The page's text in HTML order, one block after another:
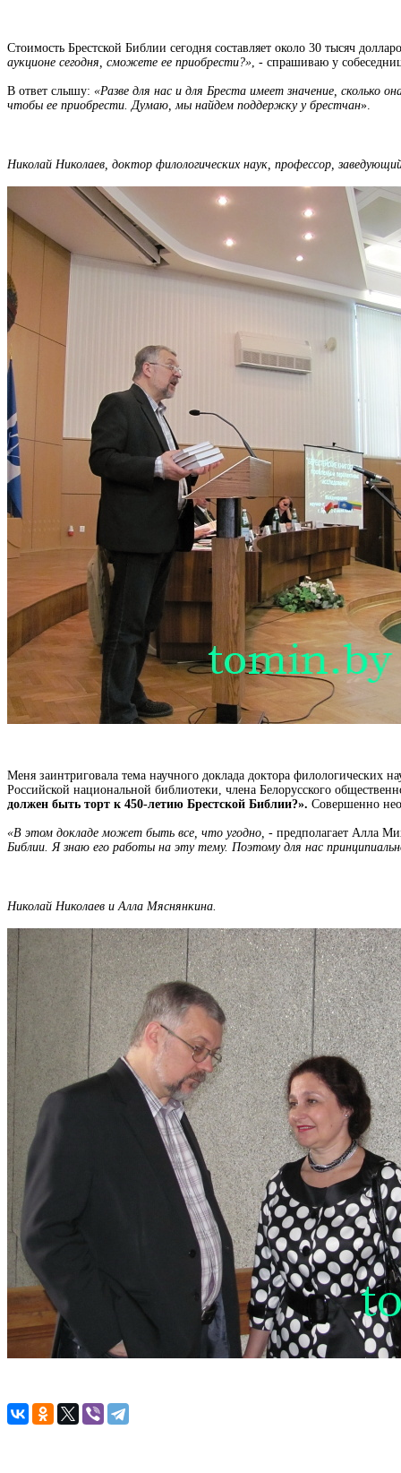
Стоимость Брестской Библии сегодня составляет около 30 тысяч
аукционе сегодня, сможете ее приобрести?» , - спрашиваю у
В ответ слышу: «Разве для нас и для Бреста имеет значение, сколько
чтобы ее приобрести. Думаю, мы найдем поддержку у брестчан».
Николай Николаев, доктор филологических наук, профессор,
Меня заинтриговала тема научного доклада доктора филологических
Российской национальной библиотеки, члена Белорусского
должен быть торт к 450-летию Брестской Библии?». Совершенно
«В этом докладе может быть все, что угодно, - предполагает Алла
Библии. Я знаю его работы на эту тему. Поэтому для нас
Николай Николаев и Алла Мяснянкина.